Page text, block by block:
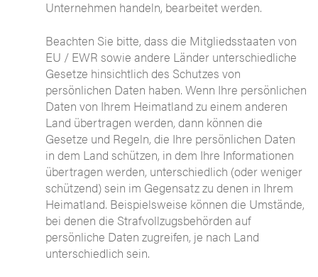
Unternehmen handeln, bearbeitet werden.
Beachten Sie bitte, dass die Mitgliedsstaaten von
EU / EWR sowie andere Länder unterschiedliche
Gesetze hinsichtlich des Schutzes von
persönlichen Daten haben. Wenn Ihre persönlichen
Daten von Ihrem Heimatland zu einem anderen
Land übertragen werden, dann können die
Gesetze und Regeln, die Ihre persönlichen Daten
in dem Land schützen, in dem Ihre Informationen
übertragen werden, unterschiedlich (oder weniger
schützend) sein im Gegensatz zu denen in Ihrem
Heimatland. Beispielsweise können die Umstände,
bei denen die Strafvollzugsbehörden auf
persönliche Daten zugreifen, je nach Land
unterschiedlich sein.